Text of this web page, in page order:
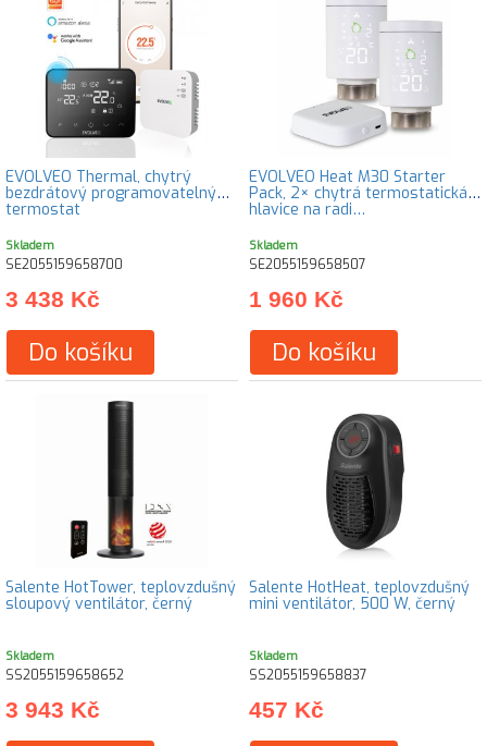
EVOLVEO Thermal, chytrý
bezdrátový programovatelný
termostat
Skladem
SE2055159658700
3 438 Kč
Do košíku
EVOLVEO Heat M30 Starter
Pack, 2× chytrá termostatická
hlavice na radi…
Skladem
SE2055159658507
1 960 Kč
Do košíku
Salente HotTower, teplovzdušný
sloupový ventilátor, černý
Skladem
SS2055159658652
3 943 Kč
Salente HotHeat, teplovzdušný
mini ventilátor, 500 W, černý
Skladem
SS2055159658837
457 Kč